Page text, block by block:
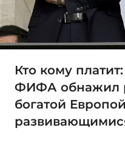
Кто кому
ФИФА обнажил
богатой